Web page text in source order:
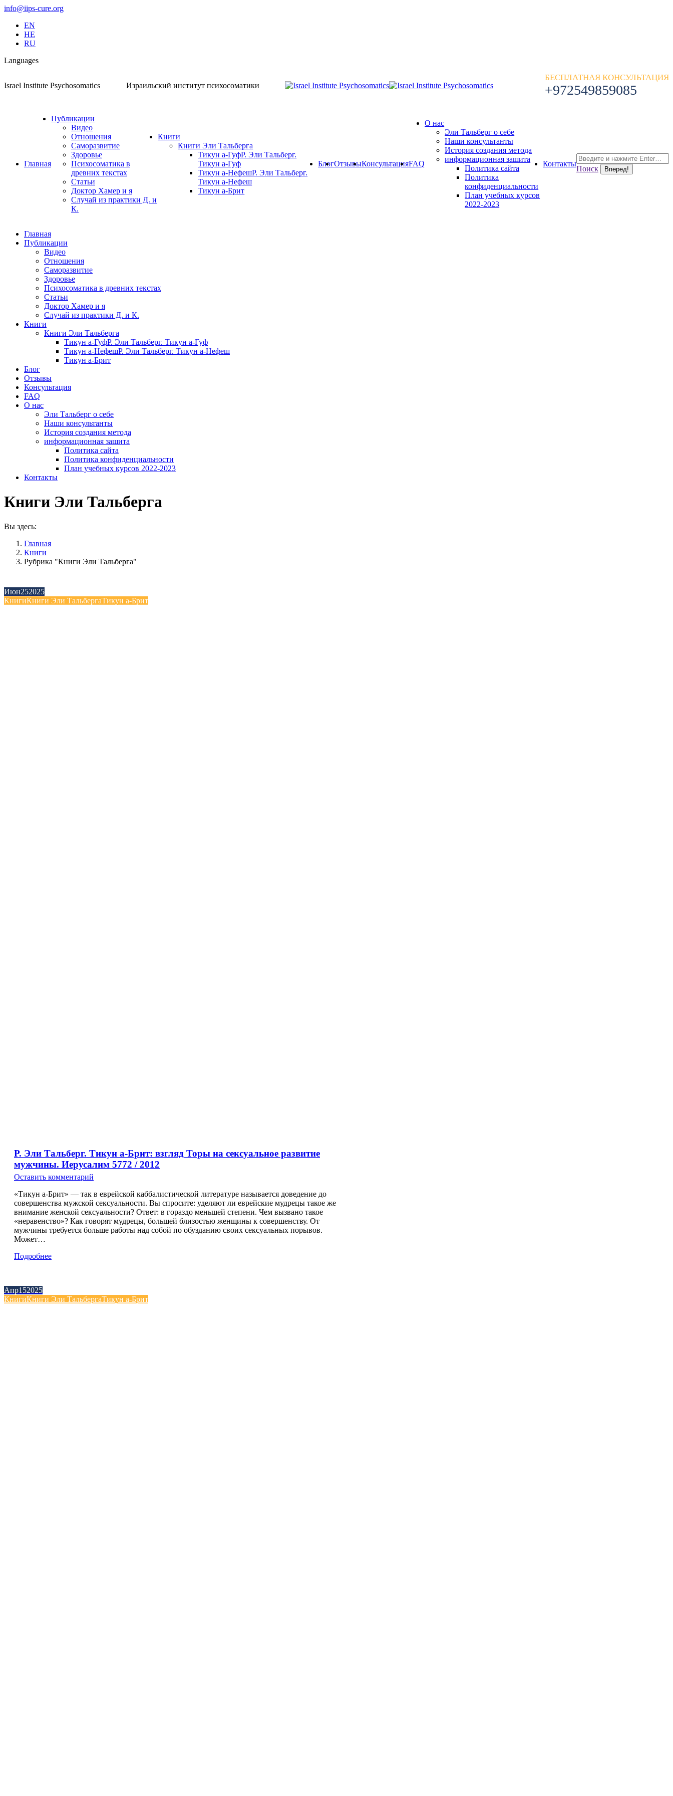
Перейти
содержанию
Страница
открывается
новом
Страница
открывается
новом
Страница
открывается
новом
Страница
открывается
новом
Страница
открывается
новом
info@iips-cure.org
EN
HE
RU
Languages
Israel Institute Psychosomatics Израильский институт психосоматики
БЕСПЛАТНАЯ КОНСУЛЬТАЦИЯ
+972549859085
Главная
Публикации
Видео
Отношения
Саморазвитие
Здоровье
Психосоматика в
древних текстах
Статьи
Доктор Хамер и я
Случай из практики Д. и
К.
Книги
Книги Эли Тальберга
Тикун а-ГуфР. Эли Тальберг.
Тикун а-Гуф
Тикун а-НефешР. Эли Тальберг.
Тикун а-Нефеш
Тикун а-Брит
БлогОтзывыКонсультацияFAQ
О нас
Эли Тальберг о себе
Наши консультанты
История создания метода
информационная зашита
Политика сайта
Политика
конфиденциальности
План учебных курсов
2022-2023
Контакты
Поиск:
Поиск
Главная
Публикации
Видео
Отношения
Саморазвитие
Здоровье
Психосоматика в древних текстах
Статьи
Доктор Хамер и я
Случай из практики Д. и К.
Книги
Книги Эли Тальберга
Тикун а-ГуфР. Эли Тальберг. Тикун а-Гуф
Тикун а-НефешР. Эли Тальберг. Тикун а-Нефеш
Тикун а-Брит
Блог
Отзывы
Консультация
FAQ
О нас
Эли Тальберг о себе
Наши консультанты
История создания метода
информационная зашита
Политика сайта
Политика конфиденциальности
План учебных курсов 2022-2023
Контакты
Книги Эли Тальберга
Вы здесь:
Главная
Книги
Рубрика "Книги Эли Тальберга"
Июн252025
КнигиКниги Эли ТальбергаТикун а-Брит
Р. Эли Тальберг. Тикун а-Брит: взгляд Торы на сексуальное развитие
мужчины. Иерусалим 5772 / 2012
Оставить комментарий
«Тикун а-Брит» — так в еврейской каббалистической литературе называется доведение до
совершенства мужской сексуальности. Вы спросите: уделяют ли еврейские мудрецы такое же
внимание женской сексуальности? Ответ: в гораздо меньшей степени. Чем вызвано такое
«неравенство»? Как говорят мудрецы, большей близостью женщины к совершенству. От
мужчины требуется больше работы над собой по обузданию своих сексуальных порывов.
Может…
Подробнее
Апр152025
КнигиКниги Эли ТальбергаТикун а-Брит